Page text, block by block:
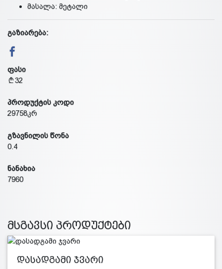
მასალა: მეტალი
გაზიარება:
ფასი
32
პროდუქტის კოდი
29758კრ
გზავნილის წონა
0.4
ნანახია
7960
მსგავსი პროდუქტები
დასადგამი ჯვარი